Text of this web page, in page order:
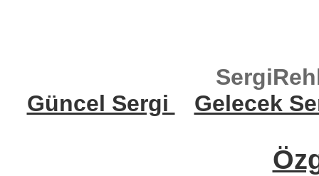
Güncel Sergi
Gelecek